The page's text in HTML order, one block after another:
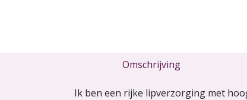
Omschrijving
Ik ben een rijke lipverzorging met